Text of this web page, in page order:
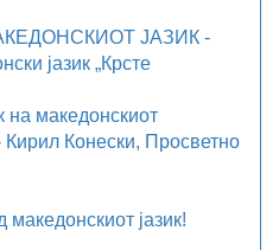
ЈАЗИК -
јазик „Крсте
на македонскиот
Кирил Конески, Просветно
јазик!